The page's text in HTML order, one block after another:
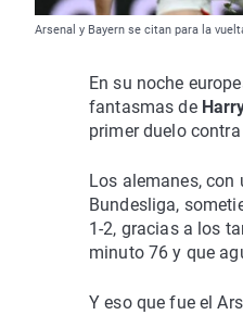
Arsenal y Bayern se citan para la
En su noche
fantasmas de
primer duelo contra
Los alemanes,
Bundesliga,
1-2, gracias a los
minuto 76 y que
Y eso que fue el